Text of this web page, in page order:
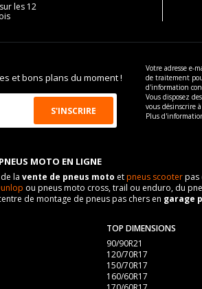
les 12
et bons plans du moment !
Votre adresse e-
de traitement
d'information
Vous disposez
vous désinscrire
Plus
MOTO EN LIGNE
la vente de pneus moto etpneus scooterpas
ou pneus moto cross, trail ou enduro, du
de montage de pneus pas chers en garage
TOP DIMENSIONS
90/90R21
120/70R17
150/70R17
160/60R17